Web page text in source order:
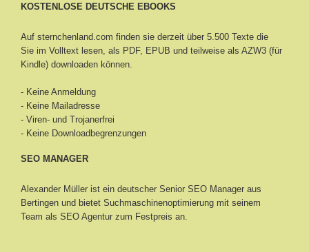
KOSTENLOSE DEUTSCHE EBOOKS
Auf sternchenland.com finden sie derzeit über 5.500 Texte die
Sie im Volltext lesen, als PDF, EPUB und teilweise als AZW3 (für
Kindle) downloaden können.
- Keine Anmeldung
- Keine Mailadresse
- Viren- und Trojanerfrei
- Keine Downloadbegrenzungen
SEO MANAGER
Alexander Müller ist ein deutscher Senior SEO Manager aus
Bertingen und bietet Suchmaschinenoptimierung mit seinem
Team als SEO Agentur zum Festpreis an.